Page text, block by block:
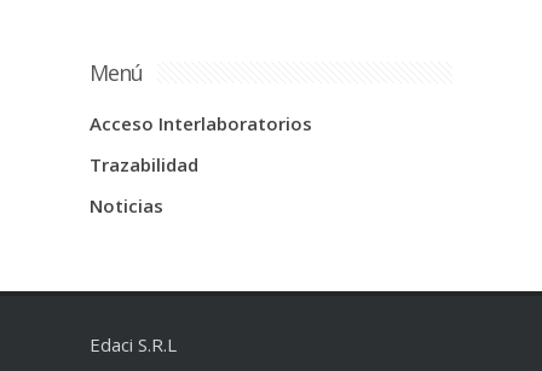
Menú
Acceso Interlaboratorios
Trazabilidad
Noticias
Edaci S.R.L